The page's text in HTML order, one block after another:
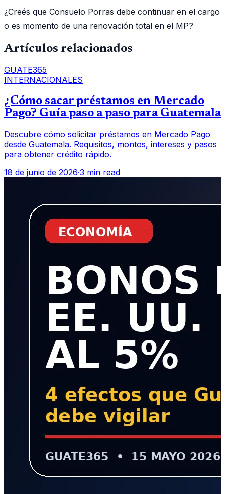
¿Creés que Consuelo Porras debe continuar en el cargo
o es momento de una renovación total en el MP?
Artículos relacionados
GUATE365
INTERNACIONALES
¿Cómo sacar préstamos en Mercado
Pago? Guía paso a paso para Guatemala
Descubre cómo solicitar préstamos en Mercado Pago
desde Guatemala. Requisitos, montos, intereses y pasos
para obtener crédito rápido.
18 de junio de 2026·3 min read